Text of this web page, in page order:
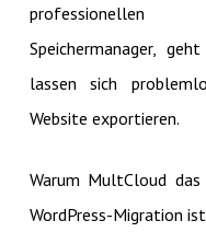
professionellen
Speichermanager,
lassen sich
Website exportieren.
Warum MultCloud
WordPress-Migration